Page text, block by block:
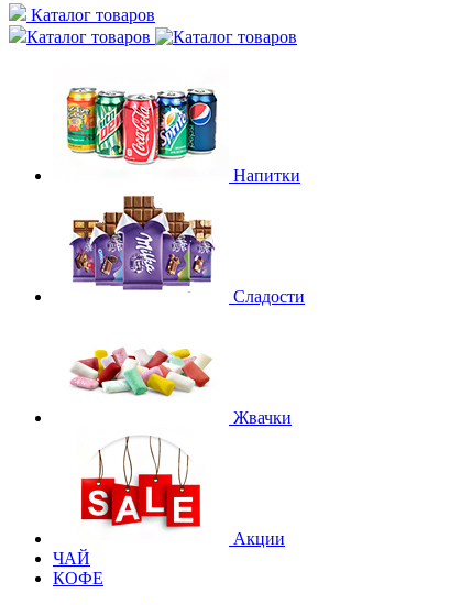
Каталог товаров
Каталог товаров
Напитки
Сладости
Жвачки
Акции
ЧАЙ
КОФЕ